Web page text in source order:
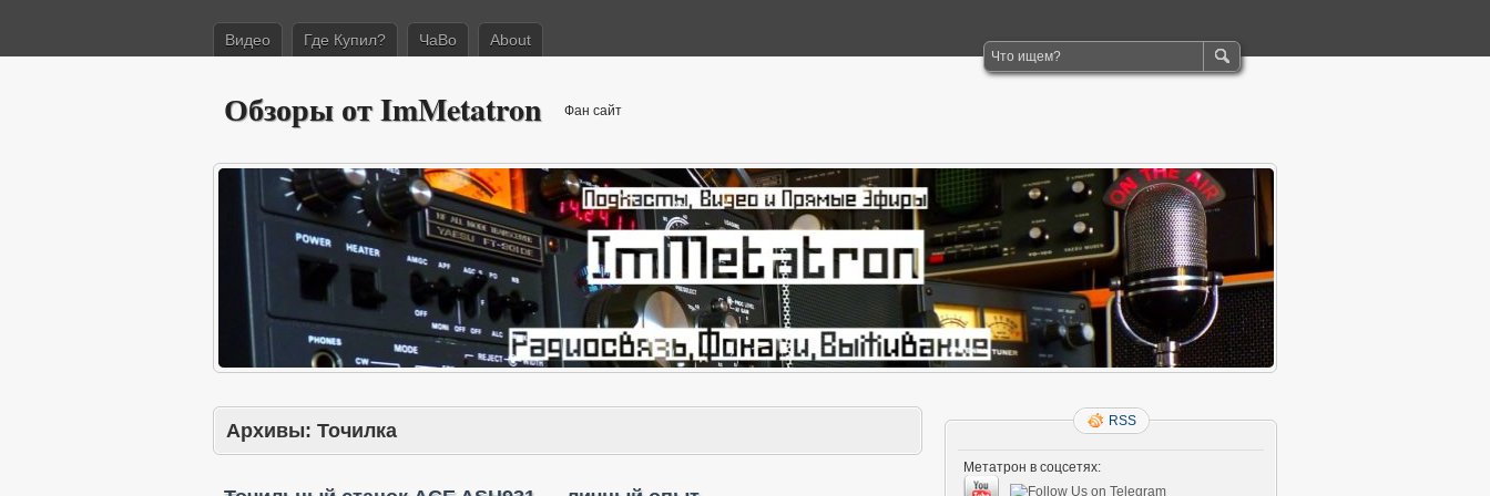
Видео Где Купил? ЧаВо About
Обзоры от ImMetatron Фан сайт
Архивы: Точилка RSS
Метатрон в соцсетях: